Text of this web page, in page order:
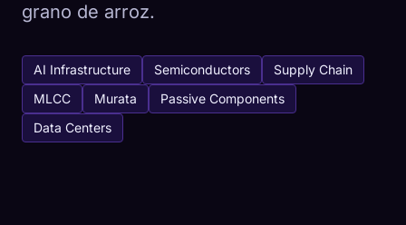
grano de arroz.
AI Infrastructure Semiconductors
Supply Chain
MLCC
Murata
Passive Components
Data Centers